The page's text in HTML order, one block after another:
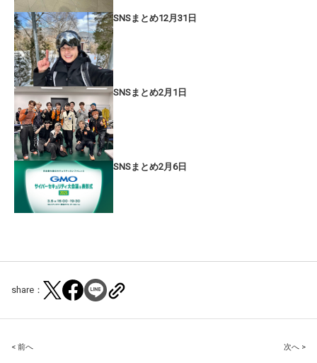
SNSまとめ12月31日
SNSまとめ2月1日
SNSまとめ2月6日
share：
Post
< 前へ 次へ >